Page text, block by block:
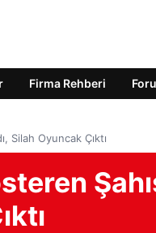
Firma Rehberi
Silah Oyuncak Çıktı